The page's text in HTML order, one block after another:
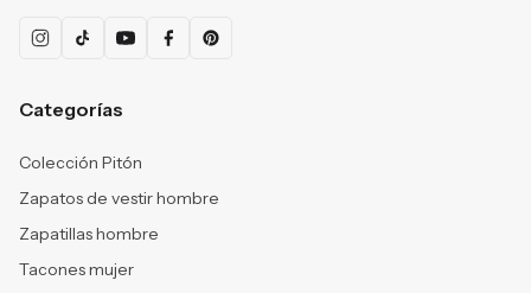
Categorías
Colección Pitón
Zapatos de vestir hombre
Zapatillas hombre
Tacones mujer